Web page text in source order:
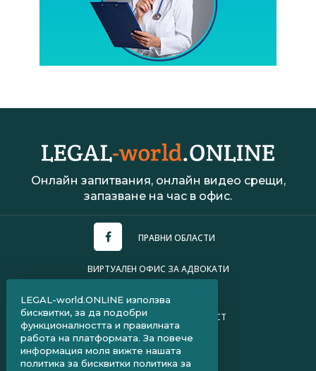
Онлайн запитвания, онлайн видео срещи,
запазване на час в офис.
ПРАВНИ ОБЛАСТИ
ВИРТУАЛЕН ОФИС ЗА АДВОКАТИ
ПОЛИТИКА ЗА ПОВЕРИТЕЛНОСТ
ЧЗВ ЗА КЛИЕНТИ
ЧЗВ ЗА АДВОКАТИ
LEGAL-world.ONLINE използва
бисквитки, за да подобри
функционалността и правилната
работа на платформата. За повече
информация моля вижте нашата
политика за бисквитки политика за